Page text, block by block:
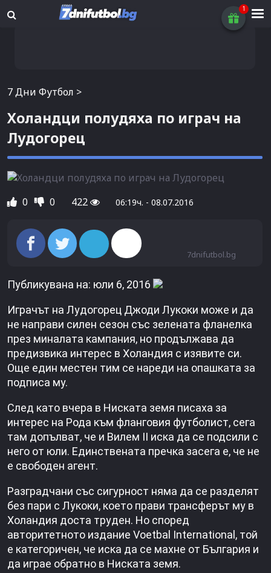
7 Дни Футбол >
Холандци полудяха по играч на
Лудогорец
0 0 422 06:19ч. - 08.07.2016
7dnifutbol.bg
Публикувана на: юли 6, 2016
Играчът на Лудогорец Джоди Лукоки може и да
не направи силен сезон със зелената фланелка
през миналата кампания, но продължава да
предизвика интерес в Холандия с изявите си.
Още един местен тим се нареди на опашката за
подписа му.
След като вчера в Ниската земя писаха за
интерес на Рода към фланговия футболист, сега
там допълват, че и Вилем II иска да се подсили с
него от юли. Единствената пречка засега е, че не
е свободен агент.
Разградчани със сигурност няма да се разделят
без пари с Лукоки, което прави трансферът му в
Холандия доста труден. Но според
авторитетното издание Voetbal International, той
е категоричен, че иска да се махне от България и
да играе обратно в Ниската земя.